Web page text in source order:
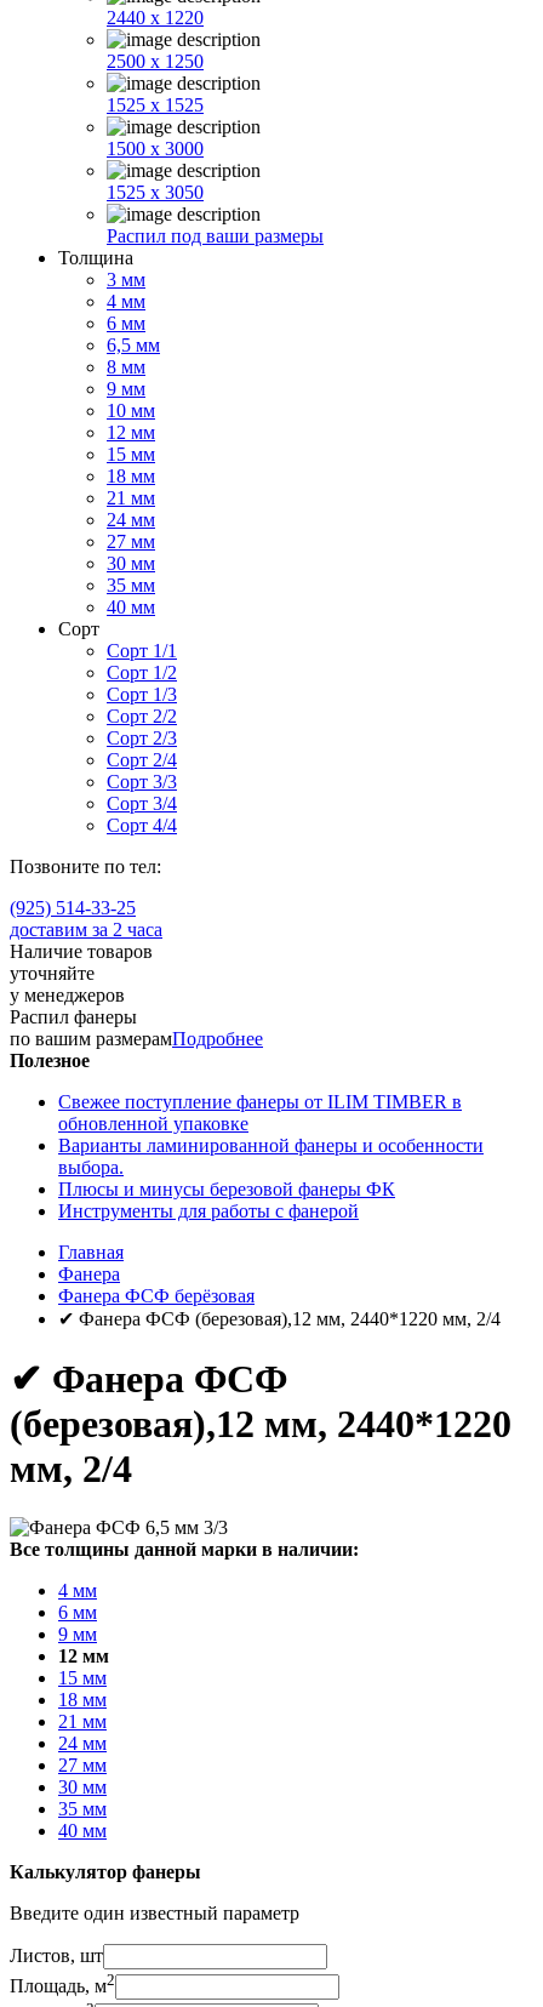
2440 x 1220
2500 x 1250
1525 x 1525
1500 x 3000
1525 x 3050
Распил под ваши размеры
Толщина
3 мм
4 мм
6 мм
6,5 мм
8 мм
9 мм
10 мм
12 мм
15 мм
18 мм
21 мм
24 мм
27 мм
30 мм
35 мм
40 мм
Сорт
Сорт 1/1
Сорт 1/2
Сорт 1/3
Сорт 2/2
Сорт 2/3
Сорт 2/4
Сорт 3/3
Сорт 3/4
Сорт 4/4
Позвоните по тел:
(925) 514-33-25
доставим за 2 часа
Наличие товаров
уточняйте
у менеджеров
Распил фанеры
по вашим размерамПодробнее
Полезное
Свежее поступление фанеры от ILIM TIMBER в
обновленной упаковке
Варианты ламинированной фанеры и особенности
выбора.
Плюсы и минусы березовой фанеры ФК
Инструменты для работы с фанерой
Главная
Фанера
Фанера ФСФ берёзовая
✔ Фанера ФСФ (березовая),12 мм, 2440*1220 мм, 2/4
✔ Фанера ФСФ
(березовая),12 мм, 2440*1220
мм, 2/4
Все толщины данной марки в наличии:
4 мм
6 мм
9 мм
12 мм
15 мм
18 мм
21 мм
24 мм
27 мм
30 мм
35 мм
40 мм
Калькулятор фанеры
Введите один известный параметр
Листов, шт
Площадь, м2